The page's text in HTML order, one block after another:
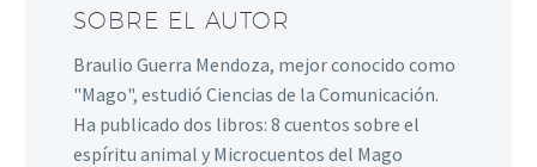
SOBRE EL AUTOR
Braulio Guerra Mendoza, mejor conocido como
"Mago", estudió Ciencias de la Comunicación.
Ha publicado dos libros: 8 cuentos sobre el
espíritu animal y Microcuentos del Mago